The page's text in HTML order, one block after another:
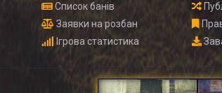
Список банів
Заявки на розбан
Ігрова статистика